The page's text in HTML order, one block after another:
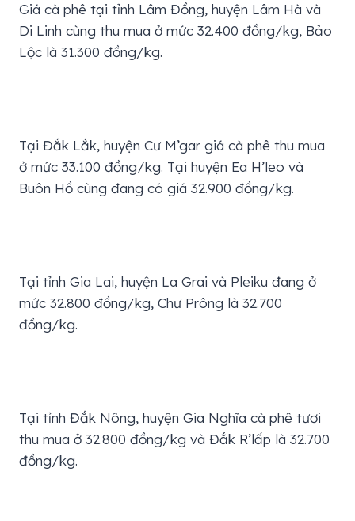
Giá cà phê tại tỉnh Lâm Đồng, huyện Lâm Hà và
Di Linh cùng thu mua ở mức 32.400 đồng/kg, Bảo
Lộc là 31.300 đồng/kg.
Tại Đắk Lắk, huyện Cư M’gar giá cà phê thu mua
ở mức 33.100 đồng/kg. Tại huyện Ea H’leo và
Buôn Hồ cùng đang có giá 32.900 đồng/kg.
Tại tỉnh Gia Lai, huyện La Grai và Pleiku đang ở
mức 32.800 đồng/kg, Chư Prông là 32.700
đồng/kg.
Tại tỉnh Đắk Nông, huyện Gia Nghĩa cà phê tươi
thu mua ở 32.800 đồng/kg và Đắk R’lấp là 32.700
đồng/kg.